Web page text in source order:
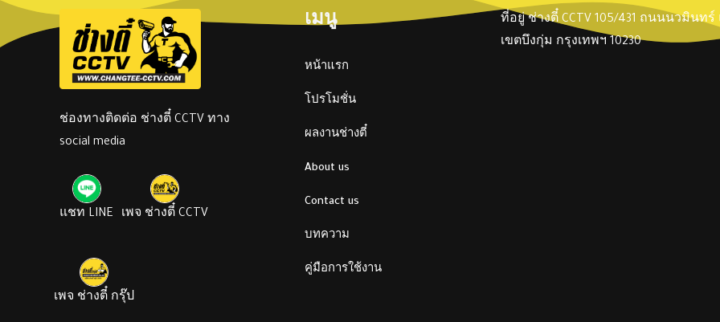
ช่องทางติดต่อ ช่างตี๋ CCTV ทาง
social media
แชท LINE เพจ ช่างตี๋ CCTV
เพจ ช่างตี๋ กรุ๊ป
เมนู
หน้าแรก
โปรโมชั่น
ผลงานช่างตี๋
About us
Contact us
บทความ
คู่มือการใช้งาน
ที่อยู่ ช่างตี๋ CCTV 105/431 ถนนนวมินท
เขตบึงกุ่ม กรุงเทพฯ 10230